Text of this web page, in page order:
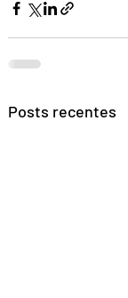
Posts recentes